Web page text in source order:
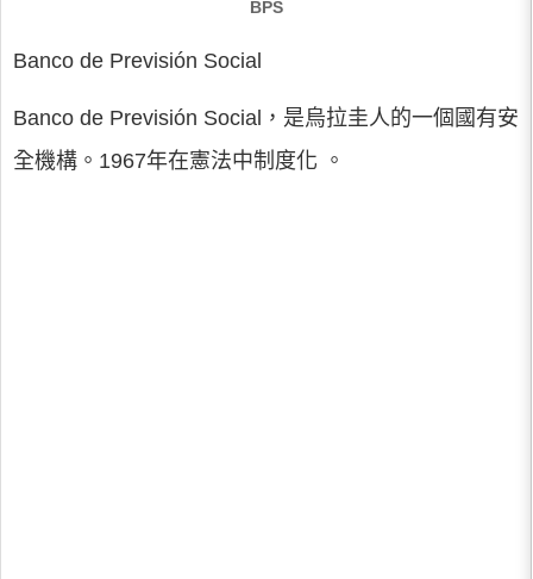
BPS
Banco de Previsión Social
Banco de Previsión Social，是烏拉圭人的一個國有安
全機構。1967年在憲法中制度化 。